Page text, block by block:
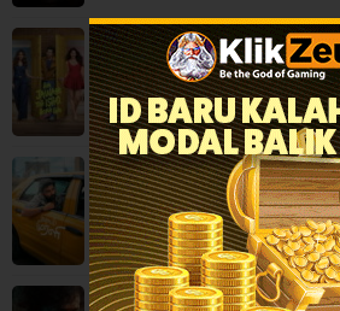
Hai Jawani Toh Ishq Hona Hai
Comedy,Movies,Romance,India,
Idhayam Murali (2026)
Comedy,Drama,Movies ,Romance,
Lenin (2026)